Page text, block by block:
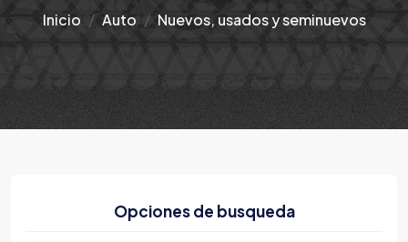
Inicio Auto Nuevos, usados y seminuevos
Opciones de busqueda